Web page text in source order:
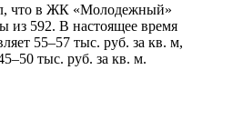
что в ЖК «Молодежный»
из 592. В настоящее время
55–57 тыс. руб. за кв. м,
тыс. руб. за кв. м.